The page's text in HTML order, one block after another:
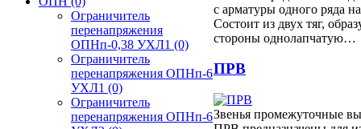
Ограничитель
перенапряжения
ОПНп-0,38 УХЛ1 (0)
Ограничитель
перенапряжения ОПНп-6
УХЛ1 (0)
Ограничитель
перенапряжения ОПНп-6
с арматуры одного ряда
Состоит из двух тяг,
стороны однолапчатую…
ПРВ
Звенья промежуточные